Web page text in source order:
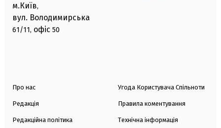
м.Київ,
вул. Володимирська
61/11, офіс 50
Про нас
Редакція
Редакційна політика
Угода Користувача Спільноти
Правила коментування
Технічна інформація